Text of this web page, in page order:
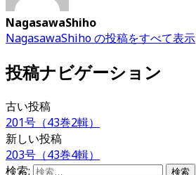
NagasawaShiho
NagasawaShiho の投稿をすべて表示
投稿ナビゲーション
古い投稿
201号（43巻2輯）
新しい投稿
203号（43巻4輯）
検索: